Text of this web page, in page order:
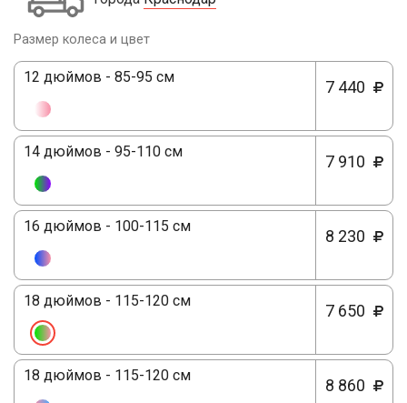
Размер колеса и цвет
12 дюймов - 85-95 см
7 440
14 дюймов - 95-110 см
7 910
16 дюймов - 100-115 см
8 230
18 дюймов - 115-120 см
7 650
18 дюймов - 115-120 см
8 860